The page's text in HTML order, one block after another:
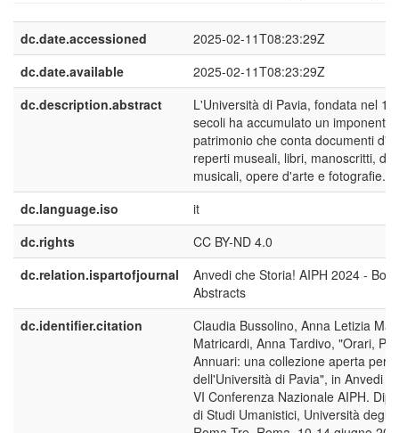
dc.date.accessioned
2025-02-11T08:23:29Z
dc.date.available
2025-02-11T08:23:29Z
dc.description.abstract
L'Università di Pavia, fondata nel
secoli ha accumulato un imponente
patrimonio che conta documenti
reperti museali, libri, manoscritti,
musicali, opere d'arte e fotografie.
dc.language.iso
it
dc.rights
CC BY-ND 4.0
dc.relation.ispartofjournal
Anvedi che Storia! AIPH 2024 -
Abstracts
dc.identifier.citation
Claudia Bussolino, Anna Letizia
Matricardi, Anna Tardivo, "Orari,
Annuari: una collezione aperta per
dell'Università di Pavia", in Anvedi
VI Conferenza Nazionale AIPH.
di Studi Umanistici, Università degli